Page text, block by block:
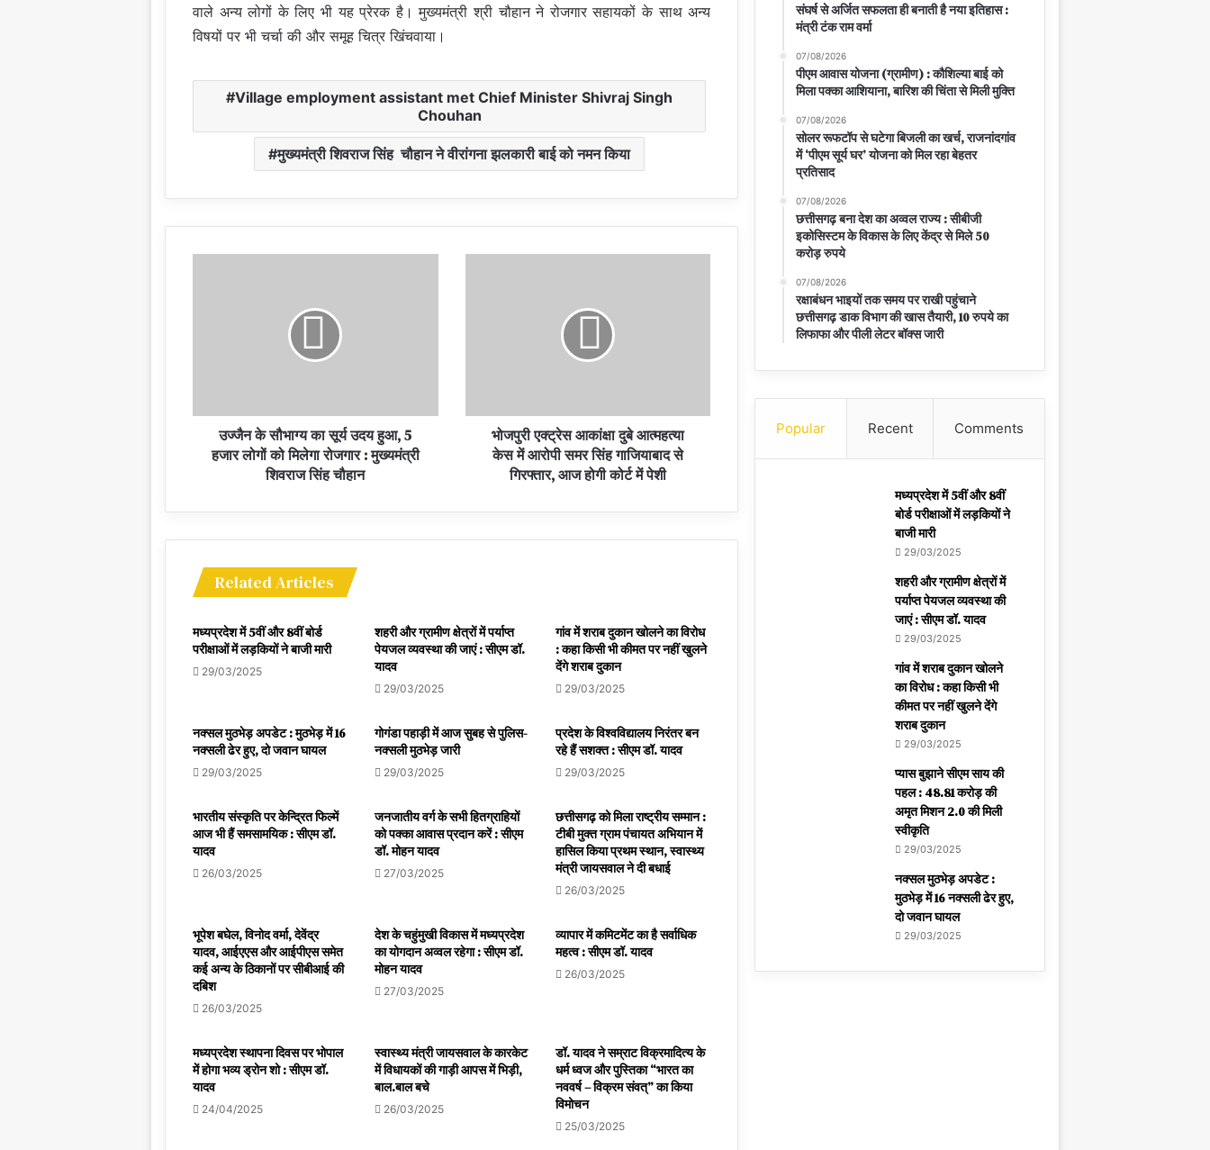
वाले अन्य लोगों के लिए भी यह प्रेरक है। मुख्यमंत्री श्री चौहान ने रोजगार सहायकों के साथ अन्य
विषयों पर भी चर्चा की और समूह चित्र खिंचवाया।
Village employment assistant met Chief Minister Shivraj Singh
Chouhan
मुख्यमंत्री शिवराज सिंह चौहान ने वीरांगना झलकारी बाई को नमन किया
उज्जैन के सौभाग्य का सूर्य उदय हुआ, 5
हजार लोगों को मिलेगा रोजगार : मुख्यमंत्री
शिवराज सिंह चौहान
भोजपुरी एक्ट्रेस आकांक्षा दुबे आत्महत्या
केस में आरोपी समर सिंह गाजियाबाद से
गिरफ्तार, आज होगी कोर्ट में पेशी
Related Articles
मध्यप्रदेश में 5वीं और 8वीं बोर्ड
परीक्षाओं में लड़कियों ने बाजी मारी
29/03/2025
शहरी और ग्रामीण क्षेत्रों में पर्याप्त
पेयजल व्यवस्था की जाएं : सीएम डॉ.
यादव
29/03/2025
गांव में शराब दुकान खोलने का विरोध
: कहा किसी भी कीमत पर नहीं खुलने
देंगे शराब दुकान
29/03/2025
नक्सल मुठभेड़ अपडेट : मुठभेड़ में 16
नक्सली ढेर हुए, दो जवान घायल
29/03/2025
गोगंडा पहाड़ी में आज सुबह से पुलिस-
नक्सली मुठभेड़ जारी
29/03/2025
प्रदेश के विश्वविद्यालय निरंतर बन
रहे हैं सशक्त : सीएम डॉ. यादव
29/03/2025
भारतीय संस्कृति पर केन्द्रित फिल्में
आज भी हैं समसामयिक : सीएम डॉ.
यादव
26/03/2025
जनजातीय वर्ग के सभी हितग्राहियों
को पक्का आवास प्रदान करें : सीएम
डॉ. मोहन यादव
27/03/2025
छत्तीसगढ़ को मिला राष्ट्रीय सम्मान :
टीबी मुक्त ग्राम पंचायत अभियान में
हासिल किया प्रथम स्थान, स्वास्थ्य
मंत्री जायसवाल ने दी बधाई
26/03/2025
भूपेश बघेल, विनोद वर्मा, देवेंद्र
यादव, आईएएस और आईपीएस समेत
कई अन्य के ठिकानों पर सीबीआई की
दबिश
26/03/2025
देश के चहुंमुखी विकास में मध्यप्रदेश
का योगदान अव्वल रहेगा : सीएम डॉ.
मोहन यादव
27/03/2025
व्यापार में कमिटमेंट का है सर्वाधिक
महत्व : सीएम डॉ. यादव
26/03/2025
मध्यप्रदेश स्थापना दिवस पर भोपाल
में होगा भव्य ड्रोन शो : सीएम डॉ.
यादव
24/04/2025
स्वास्थ्य मंत्री जायसवाल के कारकेट
में विधायकों की गाड़ी आपस में भिड़ी,
बाल.बाल बचे
26/03/2025
डॉ. यादव ने सम्राट विक्रमादित्य के
धर्म ध्वज और पुस्तिका “भारत का
नववर्ष – विक्रम संवत्” का किया
विमोचन
25/03/2025
संघर्ष से अर्जित सफलता ही बनाती है नया इतिहास :
मंत्री टंक राम वर्मा
07/08/2026
पीएम आवास योजना (ग्रामीण) : कौशिल्या बाई को
मिला पक्का आशियाना, बारिश की चिंता से मिली मुक्ति
07/08/2026
सोलर रूफटॉप से घटेगा बिजली का खर्च, राजनांदगांव
में ‘पीएम सूर्य घर’ योजना को मिल रहा बेहतर
प्रतिसाद
07/08/2026
छत्तीसगढ़ बना देश का अव्वल राज्य : सीबीजी
इकोसिस्टम के विकास के लिए केंद्र से मिले 50
करोड़ रुपये
07/08/2026
रक्षाबंधन भाइयों तक समय पर राखी पहुंचाने
छत्तीसगढ़ डाक विभाग की खास तैयारी, 10 रुपये का
लिफाफा और पीली लेटर बॉक्स जारी
Popular Recent Comments
मध्यप्रदेश में 5वीं और 8वीं
बोर्ड परीक्षाओं में लड़कियों ने
बाजी मारी
29/03/2025
शहरी और ग्रामीण क्षेत्रों में
पर्याप्त पेयजल व्यवस्था की
जाएं : सीएम डॉ. यादव
29/03/2025
गांव में शराब दुकान खोलने
का विरोध : कहा किसी भी
कीमत पर नहीं खुलने देंगे
शराब दुकान
29/03/2025
प्यास बुझाने सीएम साय की
पहल : 48.81 करोड़ की
अमृत मिशन 2.0 की मिली
स्वीकृति
29/03/2025
नक्सल मुठभेड़ अपडेट :
मुठभेड़ में 16 नक्सली ढेर हुए,
दो जवान घायल
29/03/2025